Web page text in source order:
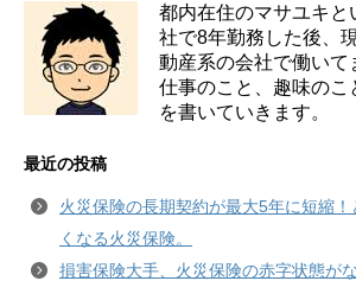
都内在住のマサユキと
社で8年勤務した後、
動産系の会社で働いて
仕事のこと、趣味のこ
を書いていきます。
最近の投稿
火災保険の長期契約が最大5年に短縮
くなる火災保険。
損害保険大手、火災保険の赤字状態がな